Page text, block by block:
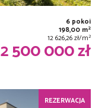
6 pokoi
198,00 m2
12 626,26 zł/m2
2 500 000 zł
REZERWACJA